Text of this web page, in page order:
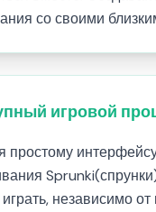
со своими
игровой
простому
независимо